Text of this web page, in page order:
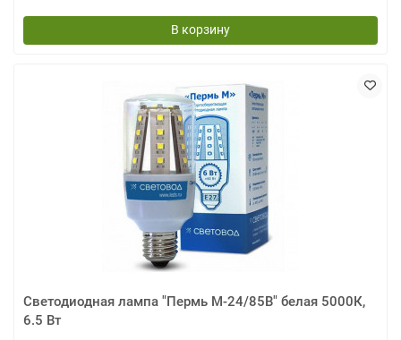
В корзину
Светодиодная лампа "Пермь М-24/85В" белая 5000К,
6.5 Вт